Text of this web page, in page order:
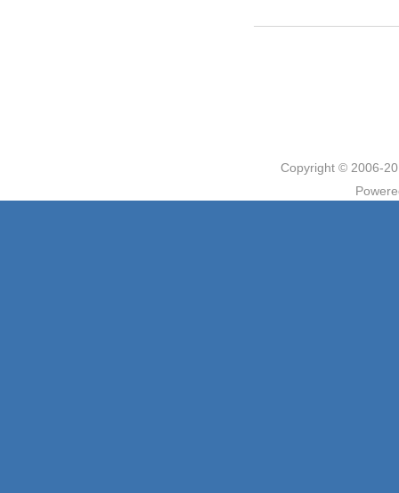
Copyright © 2006-